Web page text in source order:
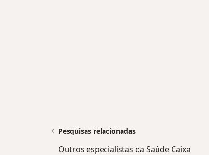
Pesquisas relacionadas
Outros especialistas da Saúde Caixa